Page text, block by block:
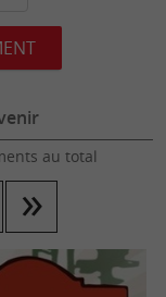
au total